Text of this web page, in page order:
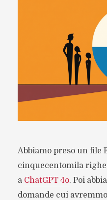
Abbiamo preso un file
cinquecentomila righe
a ChatGPT 4o. Poi
domande cui